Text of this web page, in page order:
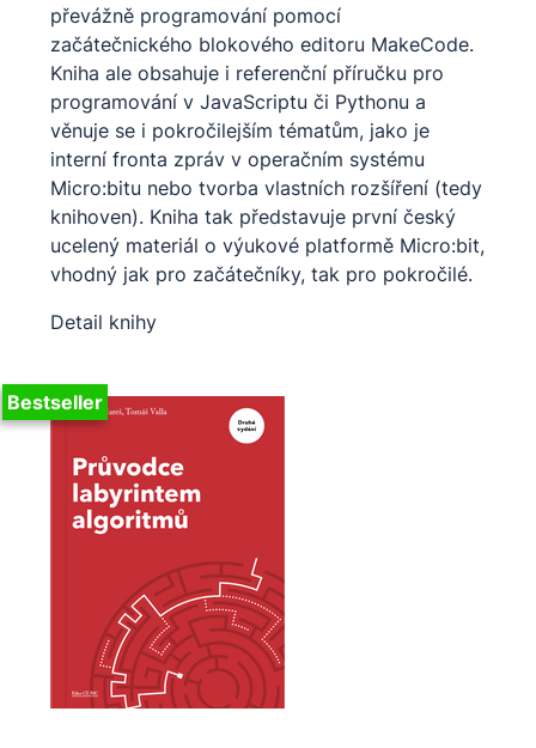
převážně programování pomocí
začátečnického blokového editoru MakeCode.
Kniha ale obsahuje i referenční příručku pro
programování v JavaScriptu či Pythonu a
věnuje se i pokročilejším tématům, jako je
interní fronta zpráv v operačním systému
Micro:bitu nebo tvorba vlastních rozšíření (tedy
knihoven). Kniha tak představuje první český
ucelený materiál o výukové platformě Micro:bit,
vhodný jak pro začátečníky, tak pro pokročilé.
Detail knihy
Bestseller